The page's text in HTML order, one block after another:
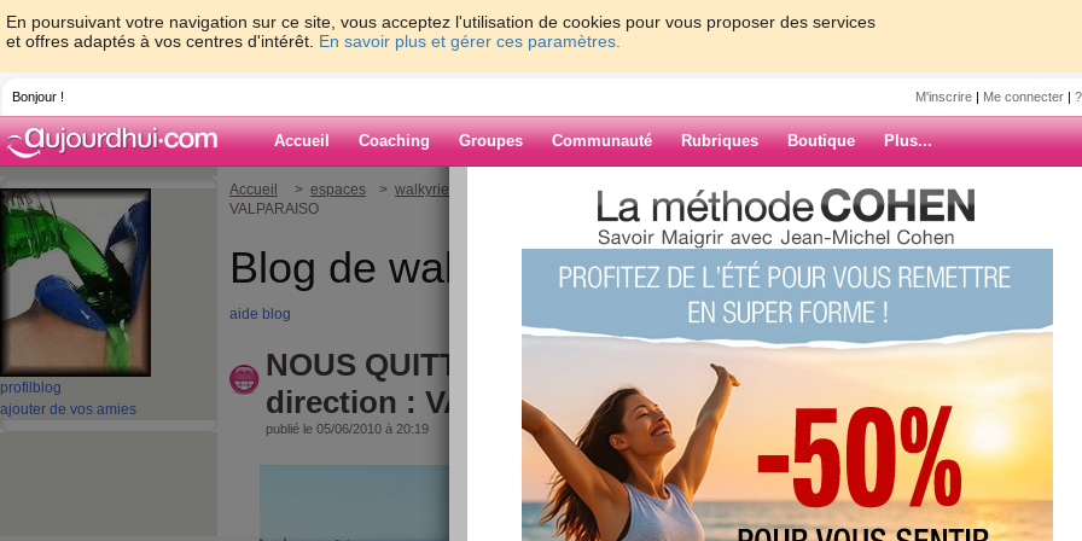
En poursuivant votre navigation sur ce site, vous acceptez l'utilisation de cookies pour vous proposer des services
et offres adaptés à vos centres d'intérêt. En savoir plus et gérer ces paramètres.
Bonjour ! M'inscrire | Me connecter |
Accueil Coaching Groupes Communauté Rubriques Boutique Plus...
profil blog
ajouter de vos amies
Accueil > espaces > walkyrie2
> NOUS QUITTONS LA CAPITALE, direction :
VALPARAISO
Blog de walkyrie2
aide blog
NOUS QUITTONS LA CAPITALE,
direction : VALPARAISO
publié le 05/06/2010 à 20:19
ARCHIVES